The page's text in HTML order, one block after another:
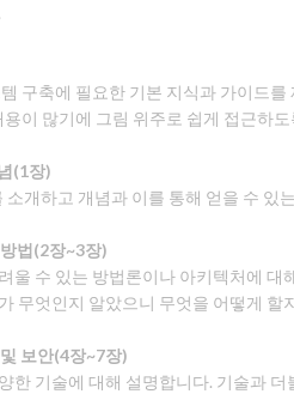
구축에 필요한 기본 지식과 가이드
용이 많기에 그림 위주로 쉽게 접근하
(1장)
개하고 개념과 이를 통해 얻을 수 있
법(2장~3장)
울 수 있는 방법론이나 아키텍처에
무엇인지 알았으니 무엇을 어떻게 할
보안(4장~7장)
한 기술에 대해 설명합니다. 기술과